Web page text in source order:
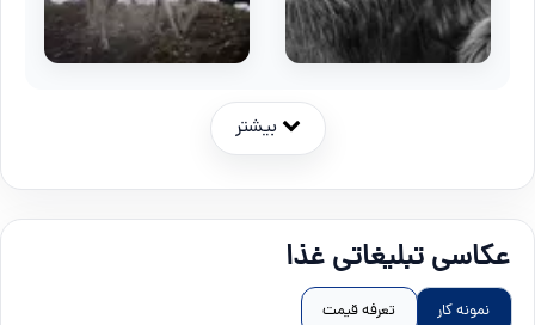
بیشتر
عکاسی تبلیغاتی غذا
نمونه کار تعرفه قیمت